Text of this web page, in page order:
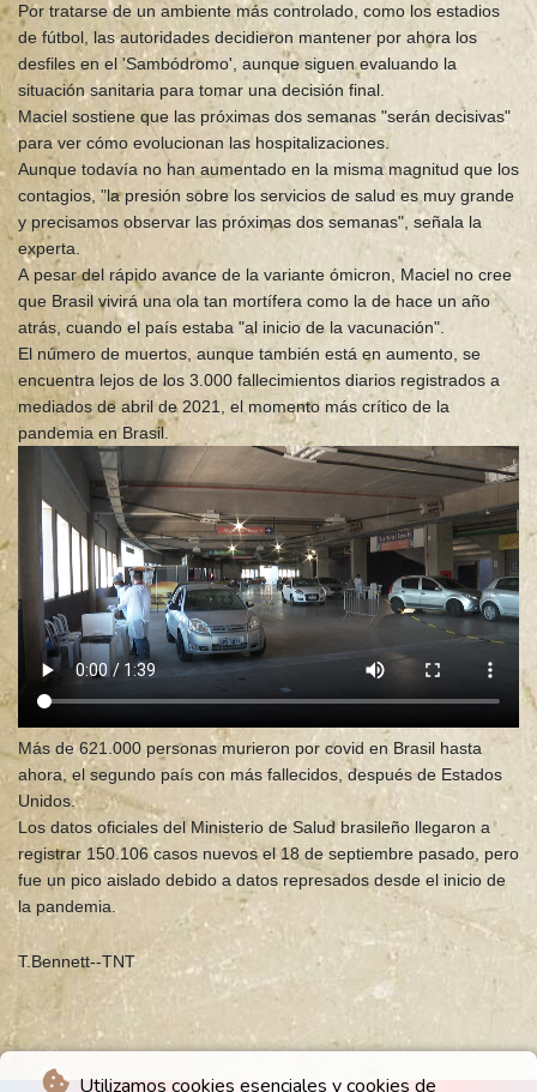
Utilizamos cookies esenciales y cookies de
Por tratarse de un ambiente más controlado, como los estadios
de fútbol, las autoridades decidieron mantener por ahora los
desfiles en el 'Sambódromo', aunque siguen evaluando la
situación sanitaria para tomar una decisión final.
Maciel sostiene que las próximas dos semanas "serán decisivas"
para ver cómo evolucionan las hospitalizaciones.
Aunque todavía no han aumentado en la misma magnitud que los
contagios, "la presión sobre los servicios de salud es muy grande
y precisamos observar las próximas dos semanas", señala la
experta.
A pesar del rápido avance de la variante ómicron, Maciel no cree
que Brasil vivirá una ola tan mortífera como la de hace un año
atrás, cuando el país estaba "al inicio de la vacunación".
El número de muertos, aunque también está en aumento, se
encuentra lejos de los 3.000 fallecimientos diarios registrados a
mediados de abril de 2021, el momento más crítico de la
pandemia en Brasil.
Más de 621.000 personas murieron por covid en Brasil hasta
ahora, el segundo país con más fallecidos, después de Estados
Unidos.
Los datos oficiales del Ministerio de Salud brasileño llegaron a
registrar 150.106 casos nuevos el 18 de septiembre pasado, pero
fue un pico aislado debido a datos represados desde el inicio de
la pandemia.
T.Bennett--TNT